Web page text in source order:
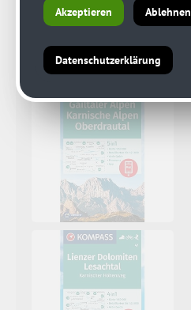
Akzeptieren Ablehnen
Datenschutzerklärung